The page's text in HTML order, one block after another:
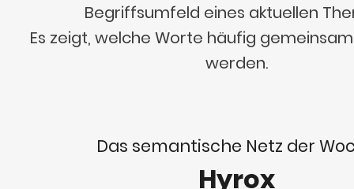
Begriffsumfeld eines aktuellen
Es zeigt, welche Worte häufig
werden.
Das semantische Netz der
Hyrox